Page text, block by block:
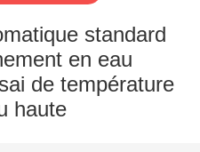
standard
en eau
de température
haute